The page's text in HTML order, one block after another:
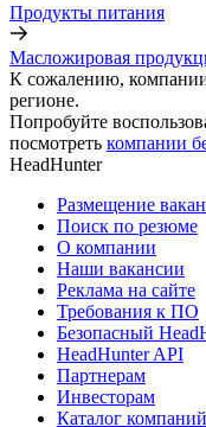
Продукты питания
Масложировая
К сожалению,
регионе.
Попробуйте
посмотреть компании
HeadHunter
Размещение
Поиск по резюме
О компании
Наши вакансии
Реклама на сайте
Требования к ПО
Безопасный
HeadHunter API
Партнерам
Инвесторам
Каталог компаний